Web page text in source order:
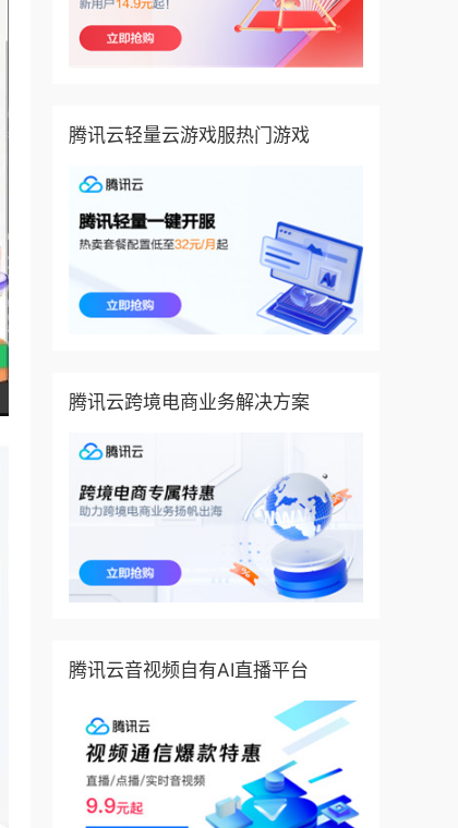
腾讯云轻量云游戏服热门游戏
腾讯云跨境电商业务解决方案
腾讯云音视频自有AI直播平台